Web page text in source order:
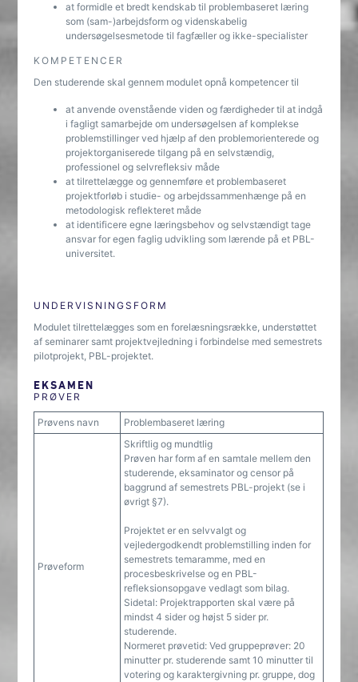
at formidle et bredt kendskab til problembaseret læring
som (sam-)arbejdsform og videnskabelig
undersøgelsesmetode til fagfæller og ikke-specialister
KOMPETENCER
Den studerende skal gennem modulet opnå kompetencer til
at anvende ovenstående viden og færdigheder til at indgå
i fagligt samarbejde om undersøgelsen af komplekse
problemstillinger ved hjælp af den problemorienterede og
projektorganiserede tilgang på en selvstændig,
professionel og selvrefleksiv måde
at tilrettelægge og gennemføre et problembaseret
projektforløb i studie- og arbejdssammenhænge på en
metodologisk reflekteret måde
at identificere egne læringsbehov og selvstændigt tage
ansvar for egen faglig udvikling som lærende på et PBL-
universitet.
UNDERVISNINGSFORM
Modulet tilrettelægges som en forelæsningsrække, understøttet
af seminarer samt projektvejledning i forbindelse med semestrets
pilotprojekt, PBL-projektet.
EKSAMEN
PRØVER
Prøvens navn Problembaseret læring
Prøveform
Skriftlig og mundtlig
Prøven har form af en samtale mellem den
studerende, eksaminator og censor på
baggrund af semestrets PBL-projekt (se i
øvrigt §7).
Projektet er en selvvalgt og
vejledergodkendt problemstilling inden for
semestrets temaramme, med en
procesbeskrivelse og en PBL-
refleksionsopgave vedlagt som bilag.
Sidetal: Projektrapporten skal være på
mindst 4 sider og højst 5 sider pr.
studerende.
Normeret prøvetid: Ved gruppeprøver: 20
minutter pr. studerende samt 10 minutter til
votering og karaktergivning pr. gruppe, dog